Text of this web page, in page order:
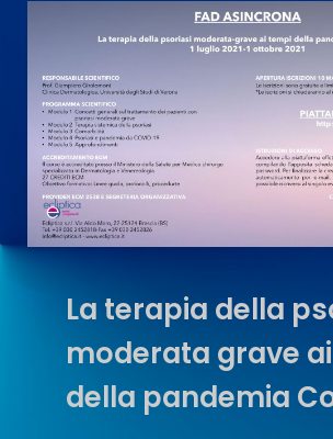
Immune
Mediated
La terapia della
moderata grave
della pandemia